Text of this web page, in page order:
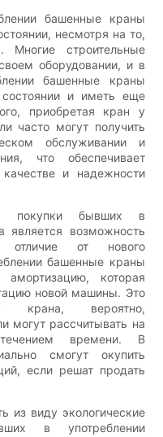
башенные краны
несмотря на то,
Многие строительные
оборудовании, и в
башенные краны
и иметь еще
приобретая кран у
часто могут получить
обслуживании и
что обеспечивает
и надежности
покупки бывших в
является возможность
отличие от нового
башенные краны
которая
новой машины. Это
крана, вероятно,
могут рассчитывать на
времени. В
смогут окупить
если решат продать
из виду экологические
в употреблении